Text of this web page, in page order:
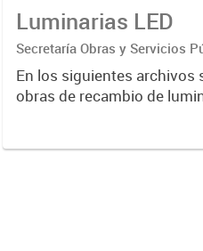
Luminarias LED
Secretaría Obras y Servicios
En los siguientes archivos
obras de recambio de